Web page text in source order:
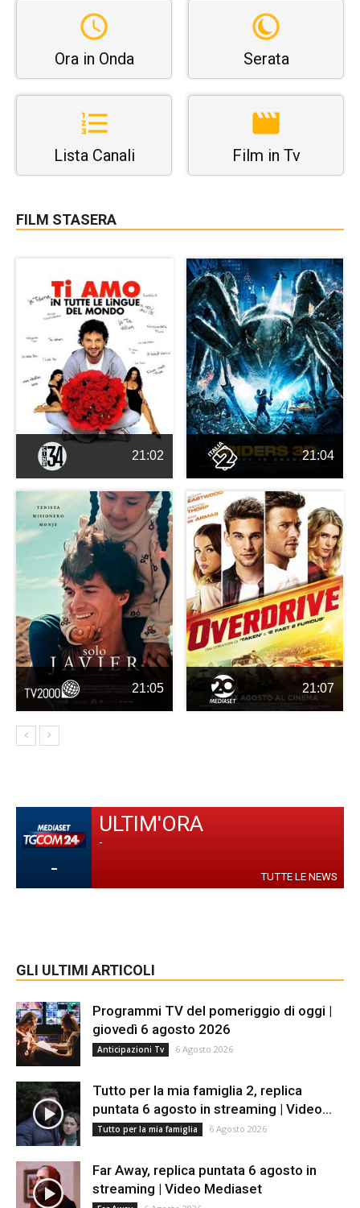
Ora in Onda Serata
Lista Canali Film in Tv
FILM STASERA
21:02 21:04
21:05 21:07
-
ULTIM'ORA
-
TUTTE LE NEWS
GLI ULTIMI ARTICOLI
Programmi TV del pomeriggio di oggi |
giovedì 6 agosto 2026
Anticipazioni Tv 6 Agosto 2026
Tutto per la mia famiglia 2, replica
puntata 6 agosto in streaming | Video...
Tutto per la mia famiglia 6 Agosto 2026
Far Away, replica puntata 6 agosto in
streaming | Video Mediaset